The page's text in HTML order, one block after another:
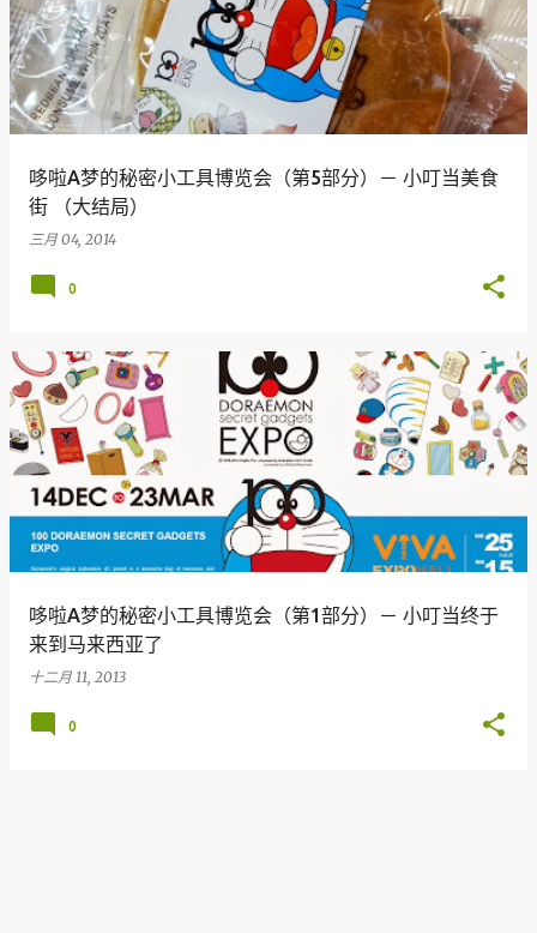
哆啦A梦的秘密小工具博览会（第5部分）－ 小叮当美食
街 （大结局）
三月 04, 2014
0
哆啦A梦的秘密小工具博览会（第1部分）－ 小叮当终于
来到马来西亚了
十二月 11, 2013
0